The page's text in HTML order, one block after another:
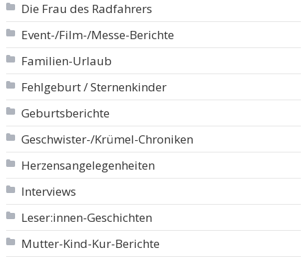
Die Frau des Radfahrers
Event-/Film-/Messe-Berichte
Familien-Urlaub
Fehlgeburt / Sternenkinder
Geburtsberichte
Geschwister-/Krümel-Chroniken
Herzensangelegenheiten
Interviews
Leser:innen-Geschichten
Mutter-Kind-Kur-Berichte